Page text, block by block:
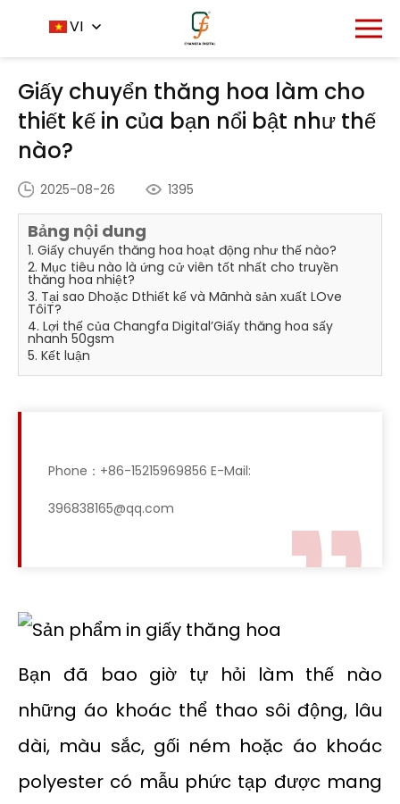
VI
Trang chủ - Trung tâm tin tức
Giấy chuyển thăng
hoa làm cho thiết kế in của bạn nổi bật như thế nào?
Giấy chuyển thăng hoa làm cho
thiết kế in của bạn nổi bật như thế
nào?
2025-08-26 1395
Bảng nội dung
1. Giấy chuyển thăng hoa hoạt động như thế nào?
2. Mục tiêu nào là ứng cử viên tốt nhất cho truyền
thăng hoa nhiệt?
3. Tại sao Dhoặc Dthiết kế và Mãnhà sản xuất LOve
TôiT?
4. Lợi thế của Changfa Digital’Giấy thăng hoa sấy
nhanh 50gsm
5. Kết luận
Phone：+86-15215969856 E-Mail:
396838165@qq.com
Bạn đã bao giờ tự hỏi làm thế nào
những áo khoác thể thao sôi động, lâu
dài, màu sắc, gối ném hoặc áo khoác
polyester có mẫu phức tạp được mang